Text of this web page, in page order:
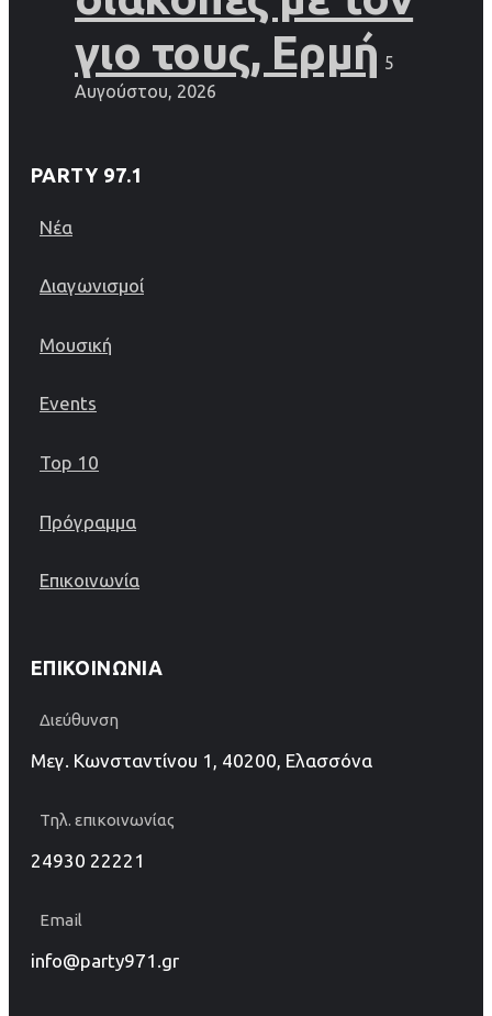
γιο τους, Ερμή 5
Αυγούστου, 2026
PARTY 97.1
Νέα
Διαγωνισμοί
Μουσική
Events
Top 10
Πρόγραμμα
Επικοινωνία
ΕΠΙΚΟΙΝΩΝΊΑ
Διεύθυνση
Μεγ. Κωνσταντίνου 1, 40200, Ελασσόνα
Τηλ. επικοινωνίας
24930 22221
Email
info@party971.gr